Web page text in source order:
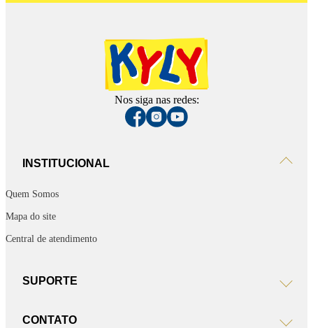
Nos siga nas redes:
INSTITUCIONAL
Quem Somos
Mapa do site
Central de atendimento
SUPORTE
CONTATO